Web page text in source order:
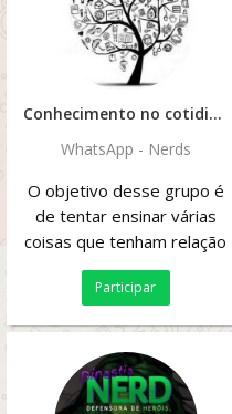
Conhecimento no cotidiano
WhatsApp - Nerds
O objetivo desse grupo é
de tentar ensinar várias
coisas que tenham relação
com cultura, arte, ciência,
tecnologia...
Participar